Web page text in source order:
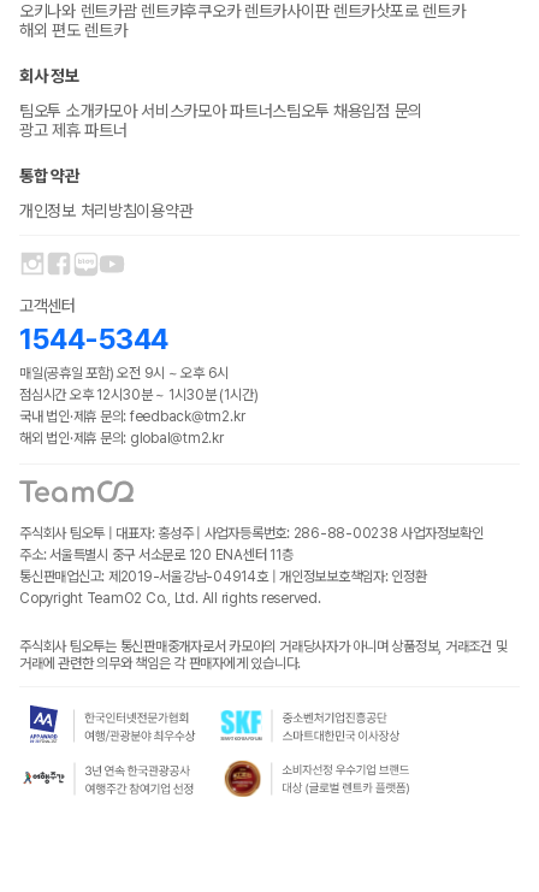
오키나와 렌트카괌 렌트카후쿠오카 렌트카사이판 렌트카삿포로 렌트카
해외 편도 렌트카
회사 정보
팀오투 소개카모아 서비스카모아 파트너스팀오투 채용입점 문의
광고 제휴 파트너
통합 약관
개인정보 처리방침이용약관
고객센터
1544-5344
매일(공휴일 포함) 오전 9시 ~ 오후 6시
점심시간 오후 12시30분 ~ 1시30분 (1시간)
국내 법인·제휴 문의: feedback@tm2.kr
해외 법인·제휴 문의: global@tm2.kr
주식회사 팀오투 | 대표자: 홍성주 | 사업자등록번호: 286-88-00238 사업자정보확인
주소: 서울특별시 중구 서소문로 120 ENA센터 11층
통신판매업신고: 제2019-서울강남-04914호 | 개인정보보호책임자: 인정환
Copyright TeamO2 Co., Ltd. All rights reserved.
주식회사 팀오투는 통신판매중개자로서 카모아의 거래당사자가 아니며 상품정보, 거래조건 및
거래에 관련한 의무와 책임은 각 판매자에게 있습니다.